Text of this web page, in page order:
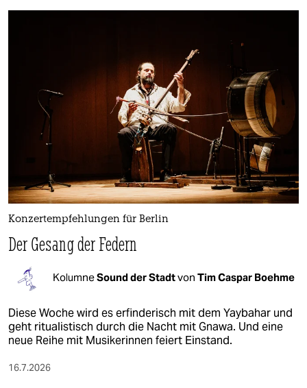
Konzertempfehlungen für Berlin
Der Gesang der Federn
KolumneSound der Stadtvon Tim Caspar Boehme
Diese Woche wird es erfinderisch mit dem Yaybahar und
geht ritualistisch durch die Nacht mit Gnawa. Und eine
neue Reihe mit Musikerinnen feiert Einstand.
16.7.2026